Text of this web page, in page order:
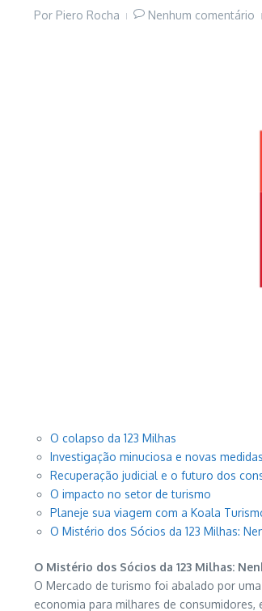
Por Piero Rocha Nenhum comentário
O colapso da 123 Milhas
Investigação minuciosa e novas medidas
Recuperação judicial e o futuro dos
O impacto no setor de turismo
Planeje sua viagem com a Koala
O Mistério dos Sócios da 123 Milhas:
O Mistério dos Sócios da 123 Milhas:
O Mercado de turismo foi abalado por
economia para milhares de